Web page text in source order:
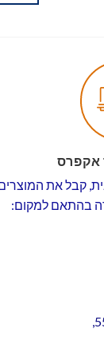
אקפרס
קבל את